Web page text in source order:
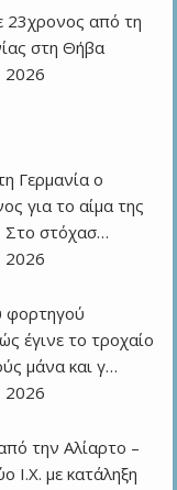
23χρονος από τη
στη Θήβα
2026
Γερμανία ο
για το αίμα της
Στο στόχασ…
2026
φορτηγού
έγινε το τροχαίο
μάνα και γ…
2026
την Αλίαρτο –
Ι.Χ. με κατάληξη